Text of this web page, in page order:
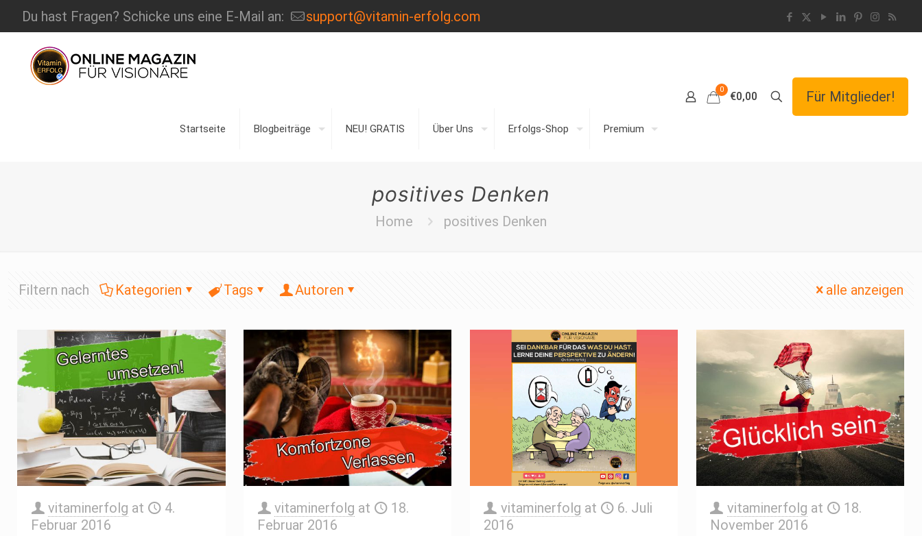
Du hast Fragen? Schicke uns eine E-Mail an: support@vitamin-erfolg.com
Startseite Blogbeiträge NEU! GRATIS Über Uns Erfolgs-Shop Premium
0
€0,00 Für Mitglieder!
positives Denken
Home positives Denken
Filtern nach Kategorien Tags Autoren alle anzeigen
vitaminerfolg at
4.
Februar 2016
vitaminerfolg at
18.
Februar 2016
vitaminerfolg at
6. Juli
2016
vitaminerfolg at
18.
November 2016